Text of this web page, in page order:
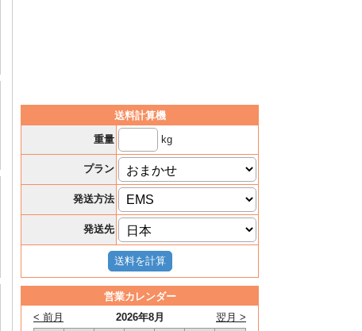
送料計算機
重量
kg
プラン
発送方法
発送先
営業カレンダー
2026年8月
< 前月
翌月 >